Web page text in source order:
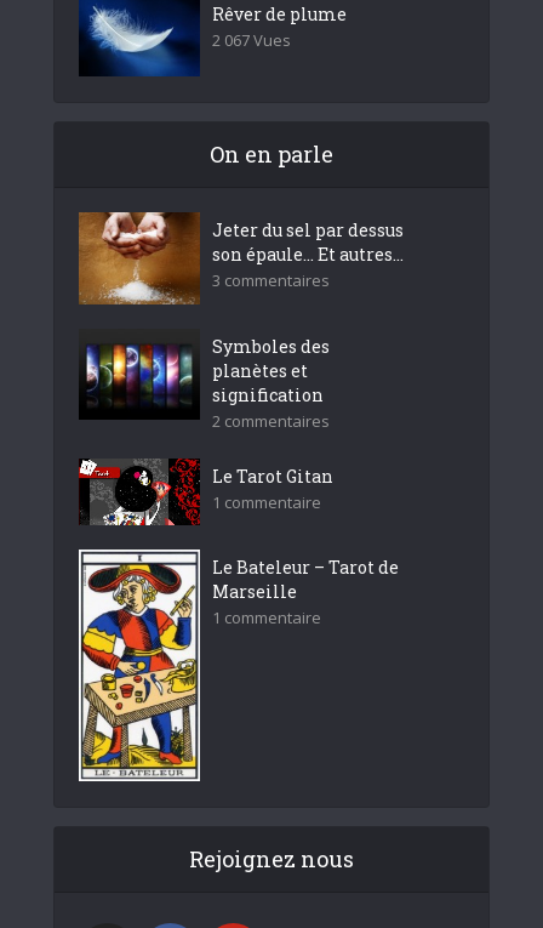
Rêver de plume
2 067 Vues
On en parle
Jeter du sel par dessus
son épaule… Et autres...
3 commentaires
Symboles des
planètes et
signification
2 commentaires
Le Tarot Gitan
1 commentaire
Le Bateleur – Tarot de
Marseille
1 commentaire
Rejoignez nous